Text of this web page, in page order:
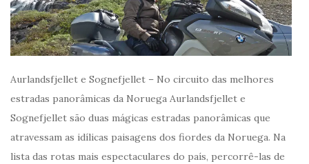
Aurlandsfjellet e Sognefjellet – No circuito das melhores
estradas panorâmicas da Noruega Aurlandsfjellet e
Sognefjellet são duas mágicas estradas panorâmicas que
atravessam as idílicas paisagens dos fiordes da Noruega. Na
lista das rotas mais espectaculares do país, percorrê-las de